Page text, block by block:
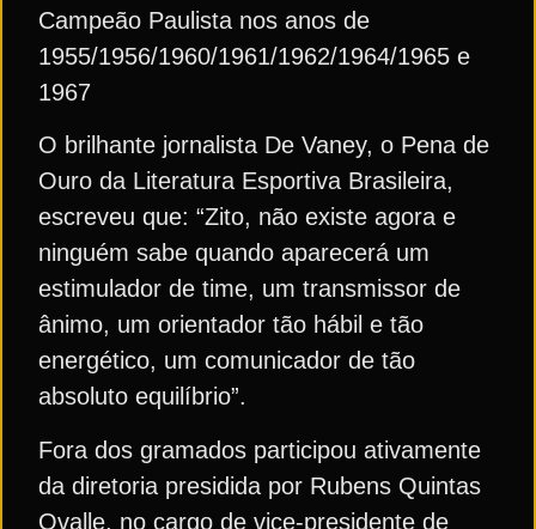
Campeão Paulista nos anos de
1955/1956/1960/1961/1962/1964/1965 e
1967
O brilhante jornalista De Vaney, o Pena de
Ouro da Literatura Esportiva Brasileira,
escreveu que: “Zito, não existe agora e
ninguém sabe quando aparecerá um
estimulador de time, um transmissor de
ânimo, um orientador tão hábil e tão
energético, um comunicador de tão
absoluto equilíbrio”.
Fora dos gramados participou ativamente
da diretoria presidida por Rubens Quintas
Ovalle, no cargo de vice-presidente de